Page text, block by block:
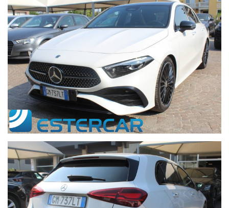
mesi sui difetti di conformità, i diritti derivanti dalla garanzia
sono esercitabili comodamente presso il vostro meccanico di
fiducia, senza costi aggiuntivi.
La dotazione tecnica e gli optional potrebbero in alcuni casi
differire dall'effettivo equipaggiamento della vettura a causa
del caricamento automatico degli annunci, onde evitare equivoci
e potervi offrire un servizio di qualità vi consigliamo di
contattarci preventivamente per verificare l’esattezza dei dati
inseriti nell’annuncio e la disponibilità dell’autovettura. Estercar
srl declina ogni responsabilità per eventuali involontarie
incongruenze, che non rappresentano un impegno contrattuale.
Saremo lieti di proporvi finanziamenti e leasing personalizzati a
tasso agevolato, assicurazioni furto/incendio ed estensioni di
garanzia.
Il prezzo indicato è da ritenersi IVA inclusa (ove non
diversamente specificato).